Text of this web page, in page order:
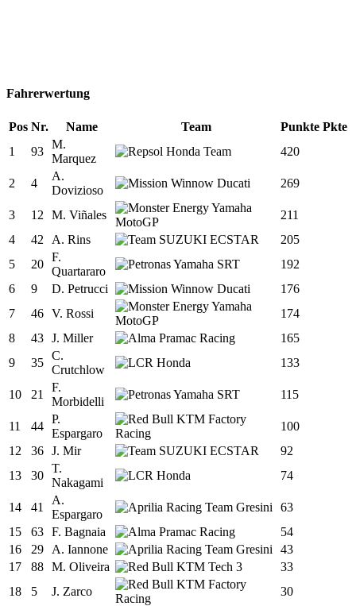
Fahrerwertung
Pos Nr. Name Team Punkte Pkte
1
93
M.
Marquez
420
2 4
A.
Dovizioso
269
3 12 M. Viñales
211
4
42 A. Rins
205
5
20
F.
Quartararo
192
6
9 D. Petrucci
176
7
46 V. Rossi
174
8
43 J. Miller
165
9
35
C.
Crutchlow
133
10 21
F.
Morbidelli
115
11 44
P.
Espargaro
100
12
36 J. Mir
92
13
30
T.
Nakagami
74
14 41
A.
Espargaro
63
15
63 F. Bagnaia
54
16
29 A. Iannone
43
17
88 M. Oliveira
33
18
5 J. Zarco
30